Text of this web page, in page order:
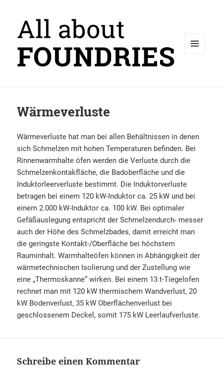
Wärmeverluste
Wärmeverluste hat man bei allen Behältnissen in denen
sich Schmelzen mit hohen Temperaturen befinden. Bei
Rinnenwarmhalte öfen werden die Verluste durch die
Schmelzenkontakfläche, die Badoberfläche und die
Induktorleerverluste bestimmt. Die Induktorverluste
betragen bei einem 120 kW-Induktor ca. 25 kW und bei
einem 2.000 kW-Induktor ca. 100 kW. Bei optimaler
Gefäßauslegung entspricht der Schmelzendurch- messer
auch der Höhe des Schmelzbades, damit erreicht man
die geringste Kontakt-/Oberfläche bei höchstem
Rauminhalt. Warmhalteöfen können in Abhängigkeit der
wärmetechnischen Isolierung und der Zustellung wie
eine „Thermoskanne“ wirken. Bei einem 13 t-Tiegelofen
rechnet man mit 120 kW thermischem Wandverlust, 20
kW Bodenverlust, 35 kW Oberflächenverlust bei
geschlossenem Deckel, somit 175 kW Leerlaufverluste.
Schreibe einen Kommentar